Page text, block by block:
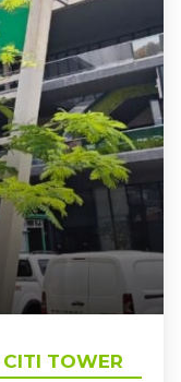
CITI
CITI TOWER